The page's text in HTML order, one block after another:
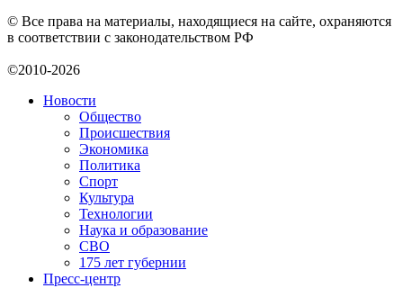
© Все права на материалы, находящиеся на сайте, охраняются
в соответствии с законодательством РФ
©2010-2026
Новости
Общество
Происшествия
Экономика
Политика
Спорт
Культура
Технологии
Наука и образование
СВО
175 лет губернии
Пресс-центр